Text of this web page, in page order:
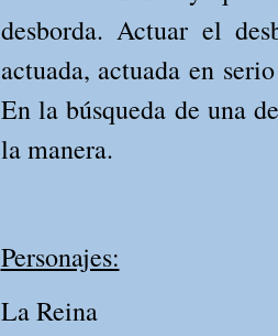
desborda. Actuar el
actuada, actuada en
En la búsqueda de una
la manera.
Personajes:
La Reina